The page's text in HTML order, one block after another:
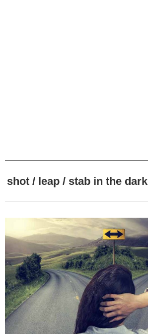
shot / leap / stab in the dark